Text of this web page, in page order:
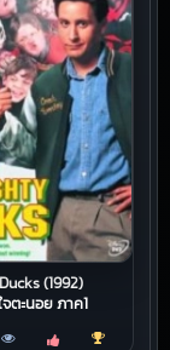
(1992)
ตะนอย ภาค1